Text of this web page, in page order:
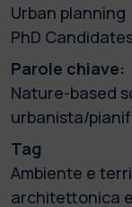
Urban planning
PhD
Parole chiave:
Nature-based
urbanista/
Tag
Ambiente e
architettonica